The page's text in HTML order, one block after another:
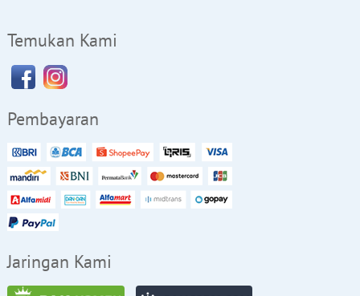
Temukan Kami
Pembayaran
Jaringan Kami